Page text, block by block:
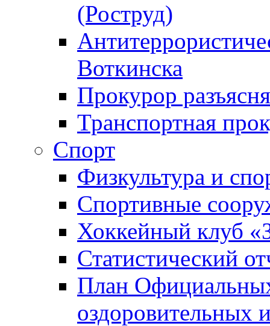
(Роструд)
Воткинска
Прокурор
Транспортная
Спорт
Физкультура и
Спортивные
Хоккейный клуб
Статистический
План
оздоровительных